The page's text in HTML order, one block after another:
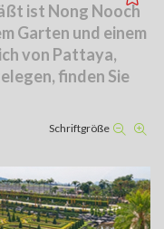
ist Nong Nooch
Garten und einem
von Pattaya,
finden Sie
Schriftgröße